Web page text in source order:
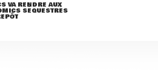
VA RENDRE AUX
SÉQUESTRÉS